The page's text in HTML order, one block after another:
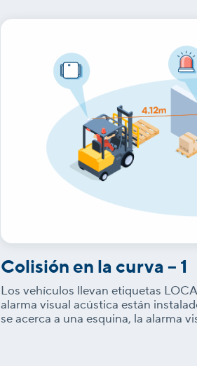
Colisión en la curva – 1
Los vehículos llevan etiquetas
alarma visual acústica están
se acerca a una esquina, la alarma